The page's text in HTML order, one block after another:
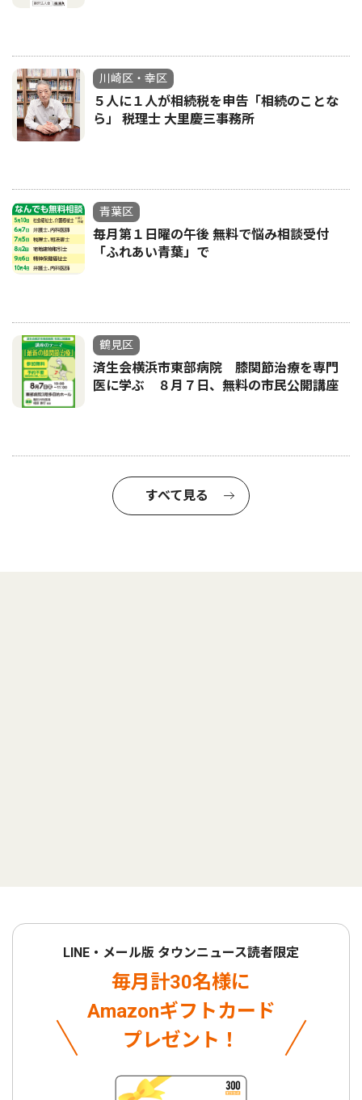
川崎区・幸区
５人に１人が相続税を申告「相続のことな
ら」 税理士 大里慶三事務所
青葉区
毎月第１日曜の午後 無料で悩み相談受付
「ふれあい青葉」で
鶴見区
済生会横浜市東部病院 膝関節治療を専門
医に学ぶ ８月７日、無料の市民公開講座
すべて見る
LINE・メール版 タウンニュース読者限定
毎月計30名様に
Amazonギフトカード
プレゼント！